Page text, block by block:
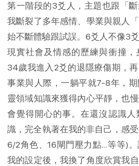
第一階段的3爻人，主題也跟「斷
我斷裂了多年感情、學業與親人
始不斷體驗跟試誤。6爻人不像3
現實社會及情感的歷練與衝撞，
34歲我進入2爻的退隱療傷期，
事業與人際，一躺平就7-8年，
靈領域知識來獲得內心平靜，也
會覺得開心的事。在還沒認識人
識，完全執著在我的非自己，感受
6/2角色、16閘門壓力點...等等)
我的設定後，我換了角度欣賞我